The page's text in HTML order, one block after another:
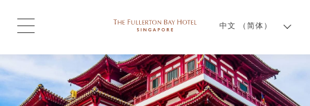
中文 （简体）